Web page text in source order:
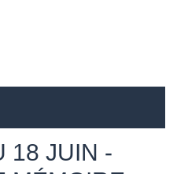
18 JUIN -